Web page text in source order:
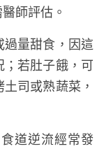
師評估。
量甜食，因這
若肚子餓，可
司或熟蔬菜，
道逆流經常發